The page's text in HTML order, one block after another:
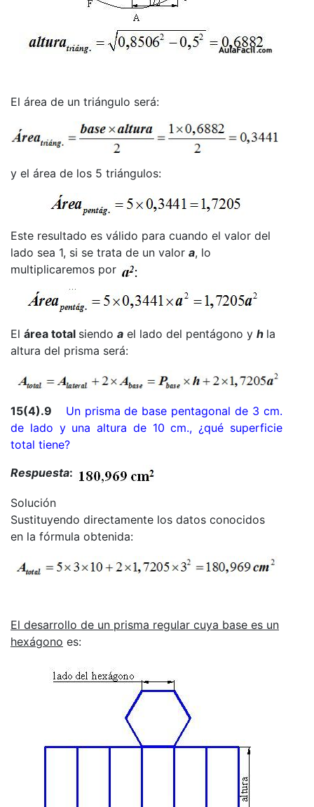
El área de un triángulo será:
y el área de los 5 triángulos:
Este resultado es válido para cuando el valor del
lado sea 1, si se trata de un valor a, lo
multiplicaremos por
El área total siendo a el lado del pentágono y h la
altura del prisma será:
15(4).9 Un prisma de base pentagonal de 3 cm.
de lado y una altura de 10 cm., ¿qué superficie
total tiene?
Respuesta:
Solución
Sustituyendo directamente los datos conocidos
en la fórmula obtenida:
El desarrollo de un prisma regular cuya base es un
hexágono es: